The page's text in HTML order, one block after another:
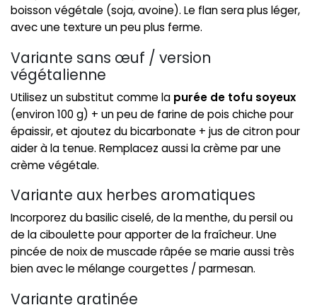
boisson végétale (soja, avoine). Le flan sera plus léger,
avec une texture un peu plus ferme.
Variante sans œuf / version
végétalienne
Utilisez un substitut comme la purée de tofu soyeux
(environ 100 g) + un peu de farine de pois chiche pour
épaissir, et ajoutez du bicarbonate + jus de citron pour
aider à la tenue. Remplacez aussi la crème par une
crème végétale.
Variante aux herbes aromatiques
Incorporez du basilic ciselé, de la menthe, du persil ou
de la ciboulette pour apporter de la fraîcheur. Une
pincée de noix de muscade râpée se marie aussi très
bien avec le mélange courgettes / parmesan.
Variante gratinée